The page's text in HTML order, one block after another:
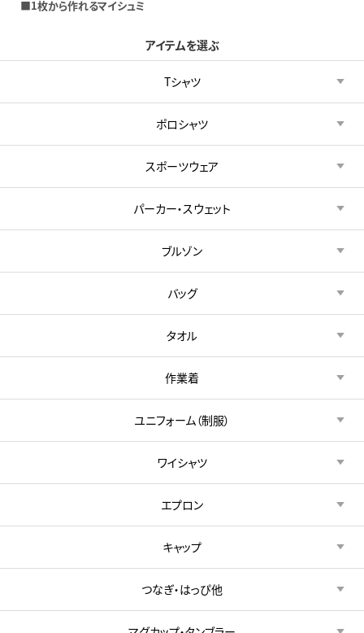
■1枚から作れるマイシュミ
アイテムを選ぶ
Tシャツ
ポロシャツ
スポーツウェア
パーカー・スウェット
ブルゾン
バッグ
タオル
作業着
ユニフォーム（制服）
ワイシャツ
エプロン
キャップ
つなぎ・はっぴ他